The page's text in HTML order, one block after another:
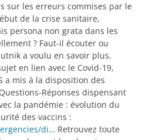
sur les erreurs commises par le
de la crise sanitaire,
persona non grata dans les
? Faut-il écouter ou
a voulu en savoir plus.
en lien avec le Covid-19,
a mis à la disposition des
Réponses dispensant
la pandémie : évolution du
des vaccins :
di… Retrouvez toute